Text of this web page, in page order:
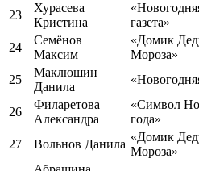
23
Хурасева
Кристина
газета»
24
Семёнов
Максим
«Домик
Мороза»
25
Маклюшин
Данила
26
Филаретова
Александра
«Символ
года»
27 Вольнов Данила
«Домик
Мороза»